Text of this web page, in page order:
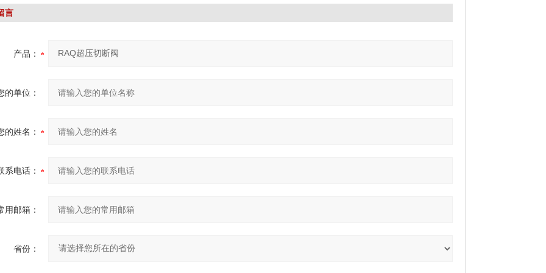
言
产品：
的单位：
的姓名：
系电话：
用邮箱：
省份：